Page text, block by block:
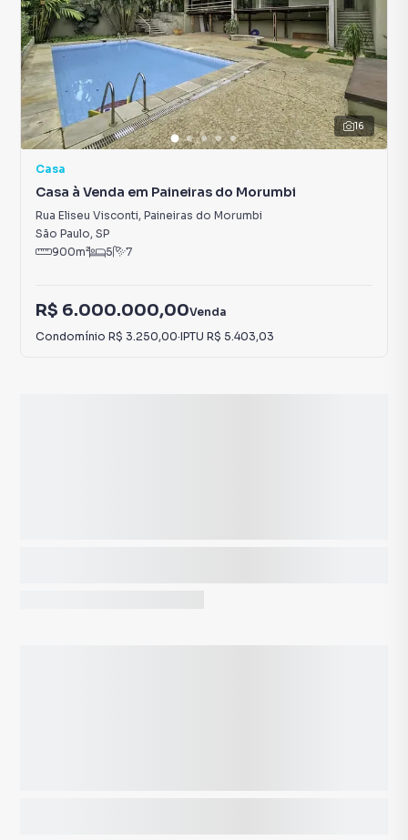
16
Casa
Casa à Venda em Paineiras do Morumbi
Rua Eliseu Visconti, Paineiras do Morumbi
São Paulo, SP
900m² 5 7
R$ 6.000.000,00Venda
Condomínio R$ 3.250,00·IPTU R$ 5.403,03